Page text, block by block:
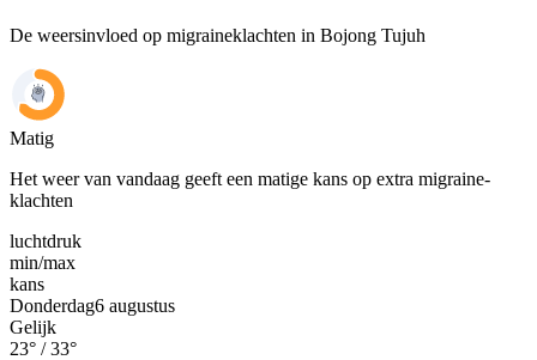
De weersinvloed op migraineklachten in Bojong Tujuh
Matig
Het weer van vandaag geeft een matige kans op extra migraine-
klachten
luchtdruk
min/max
kans
Donderdag6 augustus
Gelijk
23° /33°